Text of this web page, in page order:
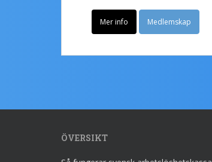
Mer info Medlemskap
ÖVERSIKT